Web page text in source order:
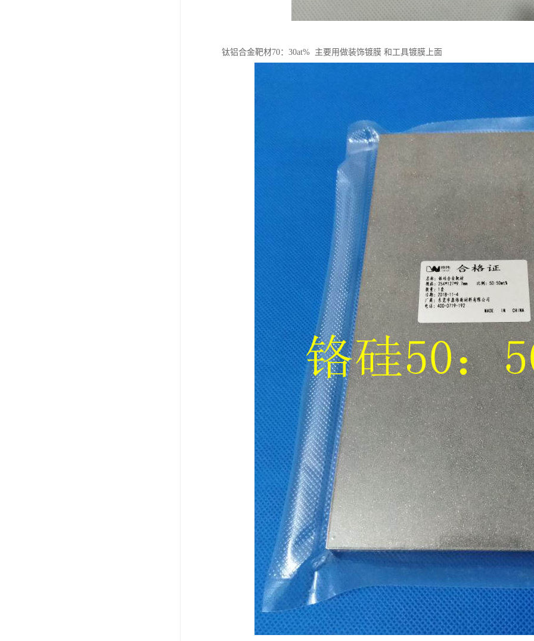
钛铝合金靶材70：30at% 主要用做装饰镀膜 和工具镀膜上面